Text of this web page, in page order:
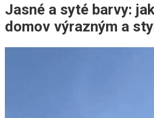
Jasné a syté barvy:
domov výrazným a